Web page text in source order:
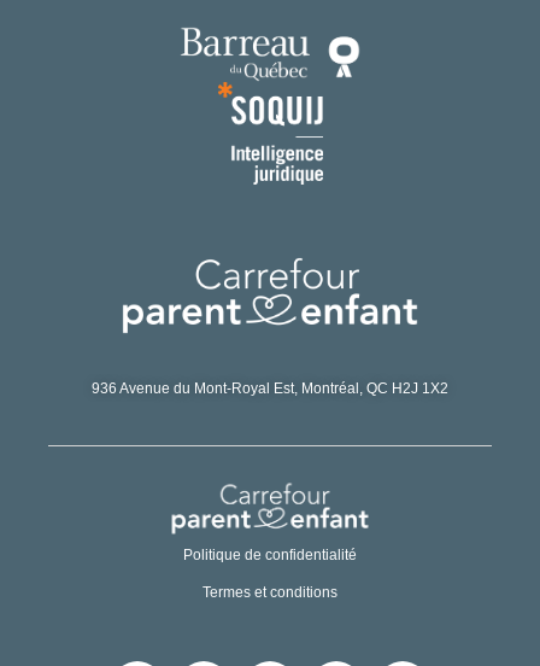
936 Avenue du Mont-Royal Est, Montréal, QC H2J 1X2
Politique de confidentialité
Termes et conditions